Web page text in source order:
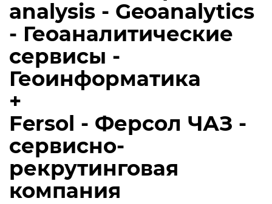
analysis - Geoanalytics
- Геоаналитические
сервисы -
Геоинформатика
+
Fersol - Ферсол ЧАЗ -
сервисно-
рекрутинговая
компания